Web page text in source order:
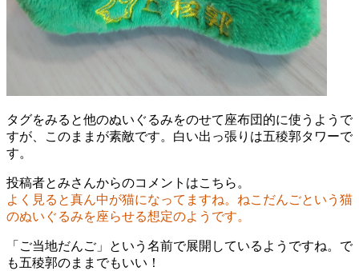
タグをみると他のぬいぐるみをのせて座布団的に使うようで
すが、このままが素敵です。白い出っ張りは五稜郭タワーで
す。
投稿者とみさんからのコメントはこちら。
よく見ると真ん中が猫になってますね。ねこだんごという猫
のぬいぐるみを座らせる想定のようです。
「ご当地だんご」という名前で展開しているようですね。で
も五稜郭のままでもいい！